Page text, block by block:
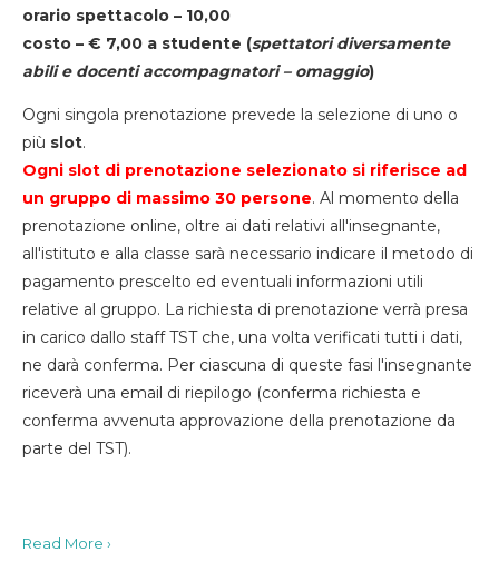
orario spettacolo – 10,00
costo – € 7,00 a studente (spettatori diversamente
abili e docenti accompagnatori – omaggio)
Ogni singola prenotazione prevede la selezione di uno o
più slot.
Ogni slot di prenotazione selezionato si riferisce ad
un gruppo di massimo 30 persone. Al momento della
prenotazione online, oltre ai dati relativi all'insegnante,
all'istituto e alla classe sarà necessario indicare il metodo di
pagamento prescelto ed eventuali informazioni utili
relative al gruppo. La richiesta di prenotazione verrà presa
in carico dallo staff TST che, una volta verificati tutti i dati,
ne darà conferma. Per ciascuna di queste fasi l'insegnante
riceverà una email di riepilogo (conferma richiesta e
conferma avvenuta approvazione della prenotazione da
parte del TST).
Read More ›